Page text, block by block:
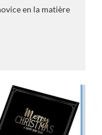
en la matière